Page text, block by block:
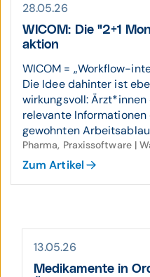
28.05.26
WICOM: Die "2+1
aktion
WICOM = „Workflow-
Die Idee dahinter ist
wirkungsvoll:
relevante
gewohnten
Pharma, Praxissoftware |
Zum Artikel
13.05.26
Medika­mente in